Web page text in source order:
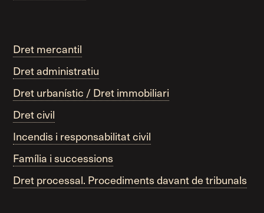
Dret mercantil
Dret administratiu
Dret urbanístic / Dret immobiliari
Dret civil
Incendis i responsabilitat civil
Família i successions
Dret processal. Procediments davant de tribunals